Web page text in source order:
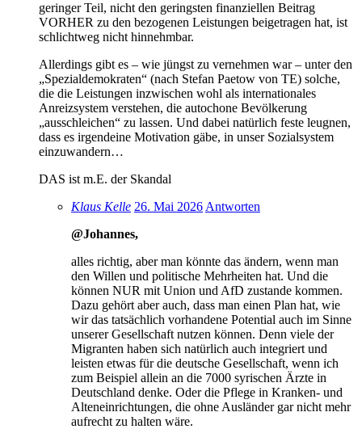
geringer Teil, nicht den geringsten finanziellen Beitrag
VORHER zu den bezogenen Leistungen beigetragen hat, ist
schlichtweg nicht hinnehmbar.
Allerdings gibt es – wie jüngst zu vernehmen war – unter den
„Spezialdemokraten“ (nach Stefan Paetow von TE) solche,
die die Leistungen inzwischen wohl als internationales
Anreizsystem verstehen, die autochone Bevölkerung
„ausschleichen“ zu lassen. Und dabei natürlich feste leugnen,
dass es irgendeine Motivation gäbe, in unser Sozialsystem
einzuwandern…
DAS ist m.E. der Skandal
Klaus Kelle 26. Mai 2026 Antworten
@Johannes,
alles richtig, aber man könnte das ändern, wenn man
den Willen und politische Mehrheiten hat. Und die
können NUR mit Union und AfD zustande kommen.
Dazu gehört aber auch, dass man einen Plan hat, wie
wir das tatsächlich vorhandene Potential auch im Sinne
unserer Gesellschaft nutzen können. Denn viele der
Migranten haben sich natürlich auch integriert und
leisten etwas für die deutsche Gesellschaft, wenn ich
zum Beispiel allein an die 7000 syrischen Ärzte in
Deutschland denke. Oder die Pflege in Kranken- und
Alteneinrichtungen, die ohne Ausländer gar nicht mehr
aufrecht zu halten wäre.